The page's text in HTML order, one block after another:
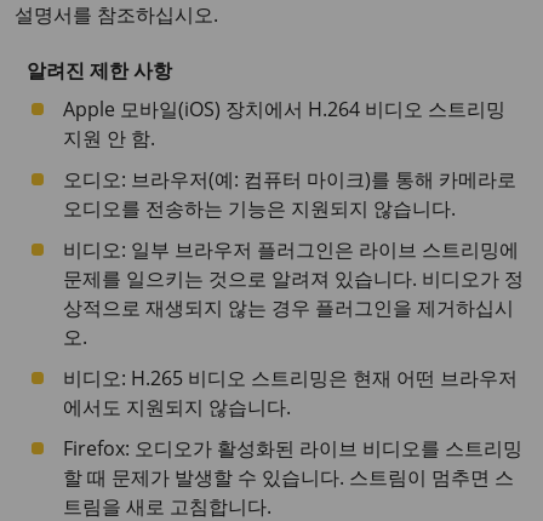
설명서를 참조하십시오.
알려진 제한 사항
Apple 모바일(iOS) 장치에서 H.264 비디오 스트리밍
지원 안 함.
오디오: 브라우저(예: 컴퓨터 마이크)를 통해 카메라로
오디오를 전송하는 기능은 지원되지 않습니다.
비디오: 일부 브라우저 플러그인은 라이브 스트리밍에
문제를 일으키는 것으로 알려져 있습니다. 비디오가 정
상적으로 재생되지 않는 경우 플러그인을 제거하십시
오.
비디오: H.265 비디오 스트리밍은 현재 어떤 브라우저
에서도 지원되지 않습니다.
Firefox: 오디오가 활성화된 라이브 비디오를 스트리밍
할 때 문제가 발생할 수 있습니다. 스트림이 멈추면 스
트림을 새로 고침합니다.